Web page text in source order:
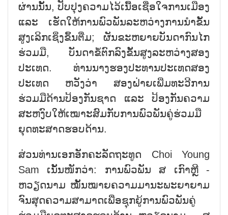
ຜ່ານນັ້ນ, ປັບປຸງຄວາມໄວ້ເນື້ອເຊື່ອໃຈການເມືອງ
ແລະ ເຮັດໃຫ້ການພົວພັນລະຫວ່າງການນຳຂັ້ນ
ສູງເລິກເຊິ່ງຂຶ້ນຕື່ມ; ຜັນຂະຫຍາຍບັນດາກົນໄກ
ຮ່ວມມື, ບັນດາຂໍ້ຕົກລົງຂັ້ນສູງລະຫວ່າງສອງ
ປະເທດ. ທ່ານນາງຮອງປະທານປະເທດສອງ
ປະເທດ ຫວັງວ່າ ສອງຝ່າຍເພີ່ມທະວີການ
ຮ່ວມມືດ້ານປ້ອງກັນຊາດ ແລະ ປ້ອງກັນຄວາມ
ສະຫງົບໃຫ້ເໝາະສົມກັບການພົວພັນຄູ່ຮ່ວມມື
ຍຸດທະສາດຮອບດ້ານ.
ສ່ວນທ່ານເອກອັກຄະລັດຖະທູດ Choi Young
Sam ເນັ້ນໜັກວ່າ: ການພົວພັນ ສ ເກົາຫຼີ -
ຫວຽດນາມ ໝັ້ນໝາຍຄວາມມານະພະຍາຍາມ
ຈົນສຸດຄວາມສາມາດເພື່ອຊຸກຍູ້ການພົວພັນຄູ່